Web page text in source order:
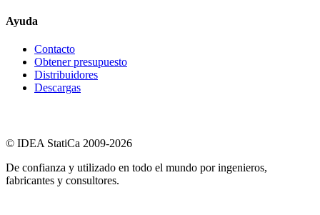
Ayuda
Contacto
Obtener presupuesto
Distribuidores
Descargas
© IDEA StatiCa 2009-2026
De confianza y utilizado en todo el mundo por ingenieros,
fabricantes y consultores.